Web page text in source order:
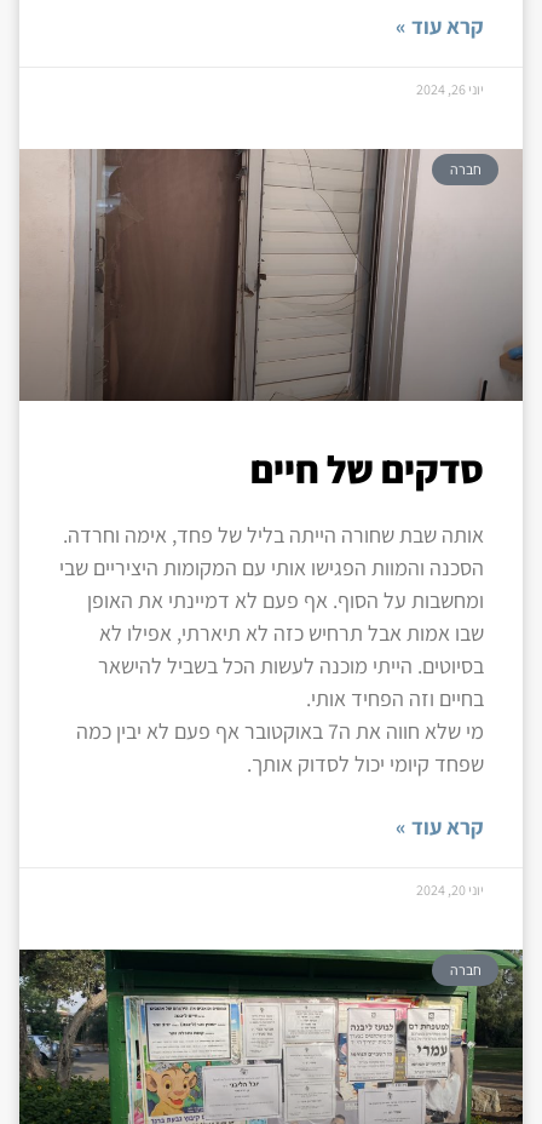
קרא עוד »
יוני 26, 2024
חברה
סדקים של חיים
אותה שבת שחורה הייתה בליל של פחד, אימה וחרדה.
הסכנה והמוות הפגישו אותי עם המקומות היציריים שבי
ומחשבות על הסוף. אף פעם לא דמיינתי את האופן
שבו אמות אבל תרחיש כזה לא תיארתי, אפילו לא
בסיוטים. הייתי מוכנה לעשות הכל בשביל להישאר
בחיים וזה הפחיד אותי.
מי שלא חווה את ה7 באוקטובר אף פעם לא יבין כמה
שפחד קיומי יכול לסדוק אותך.
קרא עוד »
יוני 20, 2024
חברה